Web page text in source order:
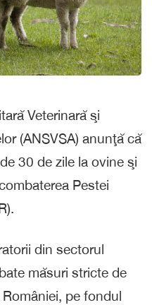
Veterinară şi
(ANSVSA) anunţă că
30 de zile la ovine şi
Pestei
din sectorul
măsuri stricte de
pe fondul